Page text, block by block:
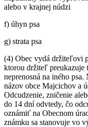
alebo v krajnej núdzi
f) úhyn psa
g) strata psa
(4) Obec vydá držiteľovi
ktorou držiteľ preukazuje
neprenosná na iného
názov obce Majcichov a
Odcudzenie, zničenie
do 14 dní odvtedy, čo
oznámiť na Obecnom
známku sa stanovuje vo